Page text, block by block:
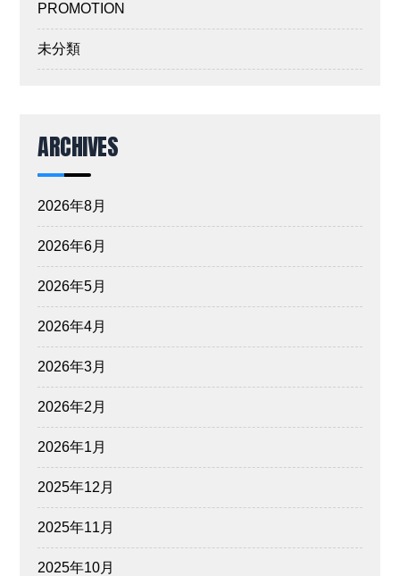
PROMOTION
未分類
ARCHIVES
2026年8月
2026年6月
2026年5月
2026年4月
2026年3月
2026年2月
2026年1月
2025年12月
2025年11月
2025年10月